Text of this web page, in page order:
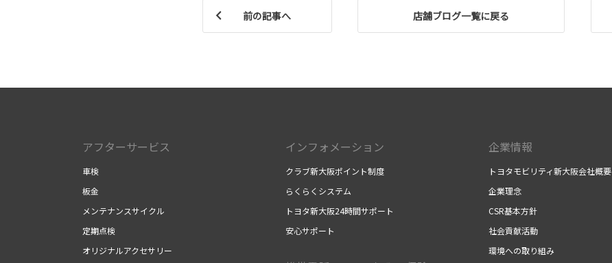
前の記事へ 店舗ブログ一覧に戻る
アフターサービス
車検
板金
メンテナンスサイクル
定期点検
オリジナルアクセサリー
インフォメーション
クラブ新大阪ポイント制度
らくらくシステム
トヨタ新大阪24時間サポート
安心サポート
企業情報
トヨタモビリティ新大阪会社概要
企業理念
CSR基本方針
社会貢献活動
環境への取り組み